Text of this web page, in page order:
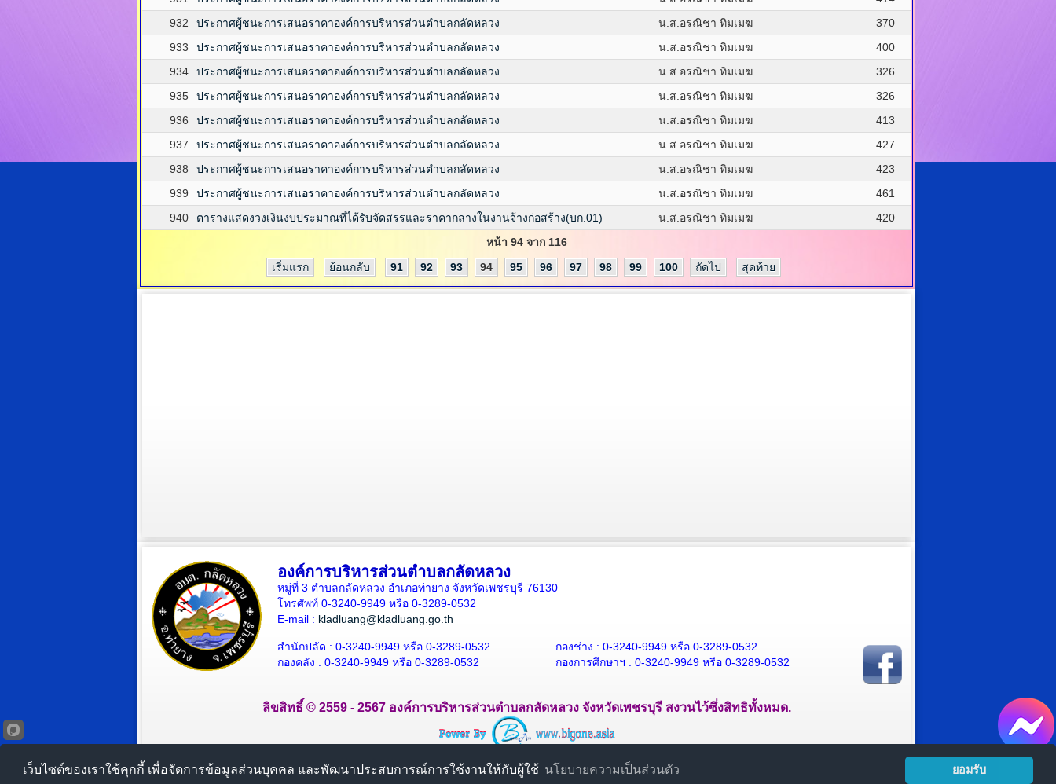
932
ประกาศผู้ชนะการเสนอราคาองค์การบริหารส่วนตำบลกลัดหลวง น.ส.อรณิชา ทิมเมฆ
370
933
ประกาศผู้ชนะการเสนอราคาองค์การบริหารส่วนตำบลกลัดหลวง น.ส.อรณิชา ทิมเมฆ
400
934
ประกาศผู้ชนะการเสนอราคาองค์การบริหารส่วนตำบลกลัดหลวง น.ส.อรณิชา ทิมเมฆ
326
935
ประกาศผู้ชนะการเสนอราคาองค์การบริหารส่วนตำบลกลัดหลวง น.ส.อรณิชา ทิมเมฆ
326
936
ประกาศผู้ชนะการเสนอราคาองค์การบริหารส่วนตำบลกลัดหลวง น.ส.อรณิชา ทิมเมฆ
413
937
ประกาศผู้ชนะการเสนอราคาองค์การบริหารส่วนตำบลกลัดหลวง น.ส.อรณิชา ทิมเมฆ
427
938
ประกาศผู้ชนะการเสนอราคาองค์การบริหารส่วนตำบลกลัดหลวง น.ส.อรณิชา ทิมเมฆ
423
939
ประกาศผู้ชนะการเสนอราคาองค์การบริหารส่วนตำบลกลัดหลวง น.ส.อรณิชา ทิมเมฆ
461
940
ตารางแสดงวงเงินงบประมาณที่ได้รับจัดสรรและราคากลางในงานจ้างก่อสร้าง(บก.01) น.ส.อรณิชา ทิมเมฆ
420
หน้า 94 จาก 116
เริ่มแรก
ย้อนกลับ 91 92 93 94 95 96 97 98 99 100 ถัดไป สุดท้าย
องค์การบริหารส่วนตำบลกลัดหลวง
หมู่ที่ 3 ตำบลกลัดหลวง อำเภอท่ายาง จังหวัดเพชรบุรี 76130
โทรศัพท์ 0-3240-9949 หรือ 0-3289-0532
E-mail : kladluang@kladluang.go.th
สำนักปลัด : 0-3240-9949 หรือ 0-3289-0532
กองคลัง : 0-3240-9949 หรือ 0-3289-0532
กองช่าง : 0-3240-9949 หรือ 0-3289-0532
กองการศึกษาฯ : 0-3240-9949 หรือ 0-3289-0532
ลิขสิทธิ์ © 2559 - 2567 องค์การบริหารส่วนตำบลกลัดหลวง จังหวัดเพชรบุรี สงวนไว้ซึ่งสิทธิทั้งหมด.
เว็บไซต์ของเราใช้คุกกี้ เพื่อจัดการข้อมูลส่วนบุคคล และพัฒนาประสบการณ์การใช้งานให้กับผู้ใช้ นโยบายความเป็นส่วนตัว ยอมรับ